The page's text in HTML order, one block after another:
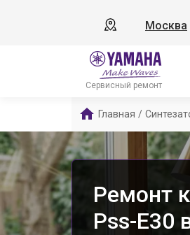
Москва
Сервисный ремонт
Главная /
Ремонт
Pss-E30